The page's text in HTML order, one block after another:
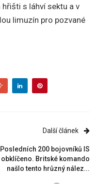
s láhví sektu a v
limuzín pro pozvané
Další článek
Posledních 200 bojovníků IS
obklíčeno. Britské komando
našlo tento hrůzný nález...